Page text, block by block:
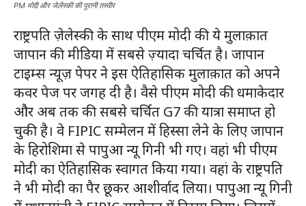
PM मोदी और जेलेंस्की की पुरानी तस्वीर
राष्ट्रपति ज़ेलेस्की के साथ पीएम मोदी की ये मुलाक़ात
जापान की मीडिया में सबसे ज़्यादा चर्चित है। जापान
टाइम्स न्यूज़ पेपर ने इस ऐतिहासिक मुलाक़ात को अपने
कवर पेज पर जगह दी है। वैसे पीएम मोदी की धमाकेदार
और अब तक की सबसे चर्चित G7 की यात्रा समाप्त हो
चुकी है। वे FIPIC सम्मेलन में हिस्सा लेने के लिए जापान
के हिरोशिमा से पापुआ न्यू गिनी भी गए। वहां भी पीएम
मोदी का ऐतिहासिक स्वागत किया गया। वहां के राष्ट्रपति
ने भी मोदी का पैर छूकर आशीर्वाद लिया। पापुआ न्यू गिनी